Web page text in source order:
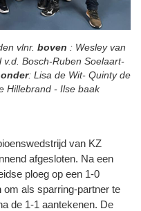
vlnr. boven : Wesley van
Bosch-Ruben Soelaart-
onder: Lisa de Wit- Quinty de
Hillebrand - Ilse baak
van KZ
afgesloten. Na een
ploeg op een 1-0
als sparring-partner te
de 1-1 aantekenen. De